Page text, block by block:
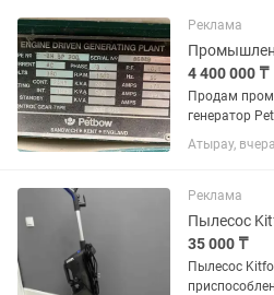
Питание
Материал:...
Реклама
4 400 000 ₸
Продам
генератор Petbow
kW
Наработка
Топливный
Атырау, вчера
Реклама
Пылесос
35 000 ₸
Пылесос